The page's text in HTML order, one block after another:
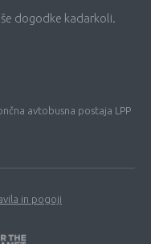
dogodke kadarkoli.
avtobusna postaja LPP
in pogoji